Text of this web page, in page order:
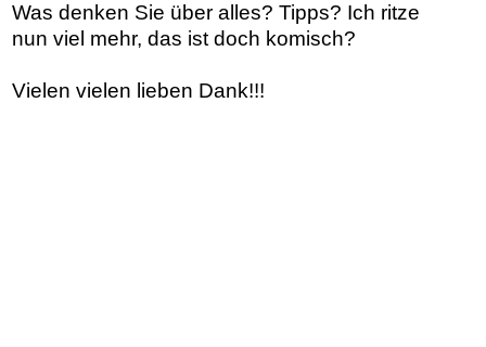
Was denken Sie über alles? Tipps? Ich ritze
nun viel mehr, das ist doch komisch?
Vielen vielen lieben Dank!!!